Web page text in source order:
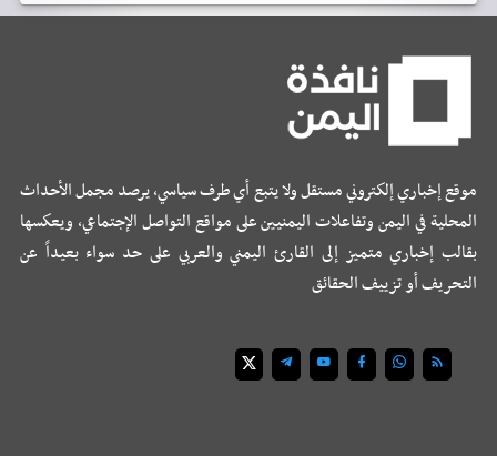
موقع إخباري إلكتروني مستقل ولا يتبع أي طرف سياسي، يرصد مجمل الأحداث
المحلية في اليمن وتفاعلات اليمنيين على مواقع التواصل الإجتماعي، ويعكسها
بقالب إخباري متميز إلى القارئ اليمني والعربي على حد سواء بعيداً عن
التحريف أو تزييف الحقائق